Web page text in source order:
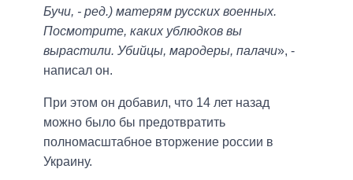
Бучи, - ред.) матерям русских военных.
Посмотрите, каких ублюдков вы
вырастили. Убийцы, мародеры, палачи», -
написал он.
При этом он добавил, что 14 лет назад
можно было бы предотвратить
полномасштабное вторжение россии в
Украину.